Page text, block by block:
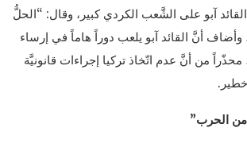
آبو على الشَّعب الكردي كبير، وقال: “الحلُّ
وأضاف أنَّ القائد آبو يلعب دوراً هاماً في إرساء
من أنَّ عدم اتّخاذ تركيا إجراءات قانونيَّة
من الحرب”